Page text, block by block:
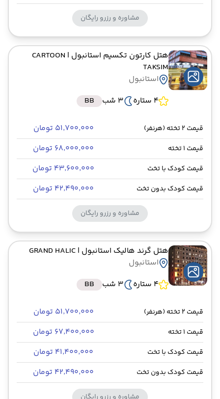
مشاوره و رزرو رایگان
هتل کارتون تکسیم استانبول | CARTOON
TAKSIM
استانبول
4 ستاره
3 شب BB
قیمت 2 تخته (هرنفر) ۵۱٬۷۰۰٬۰۰۰ تومان
قیمت 1 تخته ۶۸٬۰۰۰٬۰۰۰ تومان
قیمت کودک با تخت ۴۳٬۶۰۰٬۰۰۰ تومان
قیمت کودک بدون تخت ۴۲٬۴۹۰٬۰۰۰ تومان
مشاوره و رزرو رایگان
هتل گرند هالیک استانبول | GRAND HALIC
استانبول
4 ستاره
3 شب BB
قیمت 2 تخته (هرنفر) ۵۱٬۷۰۰٬۰۰۰ تومان
قیمت 1 تخته ۶۷٬۴۰۰٬۰۰۰ تومان
قیمت کودک با تخت ۴۱٬۴۰۰٬۰۰۰ تومان
قیمت کودک بدون تخت ۴۲٬۴۹۰٬۰۰۰ تومان